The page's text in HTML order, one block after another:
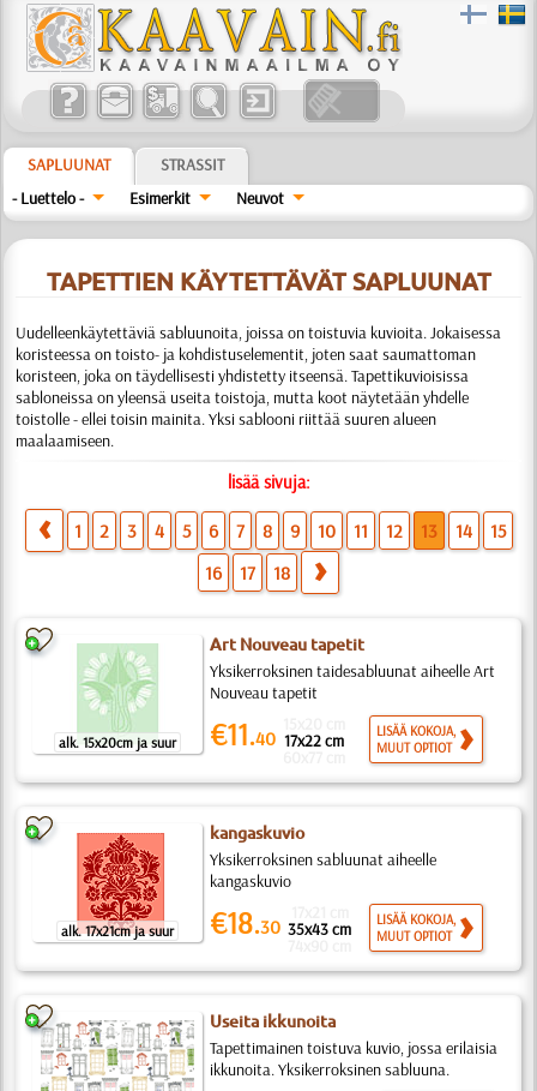
SAPLUUNAT
STRASSIT
- Luettelo -
Esimerkit Neuvot
TAPETTIEN KÄYTETTÄVÄT SAPLUUNAT
Uudelleenkäytettäviä sabluunoita, joissa on toistuvia kuvioita. Jokaisessa
koristeessa on toisto- ja kohdistuselementit, joten saat saumattoman
koristeen, joka on täydellisesti yhdistetty itseensä. Tapettikuvioisissa
sabloneissa on yleensä useita toistoja, mutta koot näytetään yhdelle
toistolle - ellei toisin mainita. Yksi sablooni riittää suuren alueen
maalaamiseen.
lisää sivuja:
1 2 3 4 5 6 7 8 9 10 11 12 13 14
15
16
17 18
alk. 15x20cm ja suur
Art Nouveau tapetit
Yksikerroksinen taidesabluunat aiheelle Art
Nouveau tapetit
€11.40 17x22 cm
LISÄÄ KOKOJA,
MUUT OPTIOT
alk. 17x21cm ja suur
kangaskuvio
Yksikerroksinen sabluunat aiheelle
kangaskuvio
€18.30 35x43 cm
LISÄÄ KOKOJA,
MUUT OPTIOT
Useita ikkunoita
Tapettimainen toistuva kuvio, jossa erilaisia
ikkunoita. Yksikerroksinen sabluuna.